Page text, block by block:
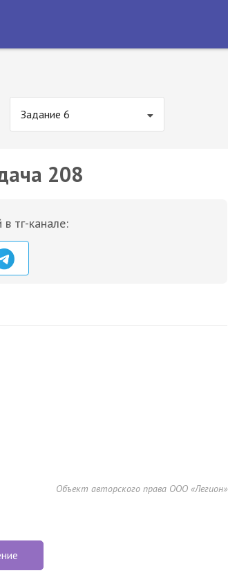
Задание 6
208
тг-канале:
Объект авторского права ООО «Легион»